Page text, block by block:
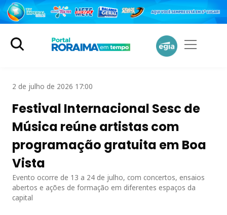
2 de julho de 2026 17:00
Festival Internacional Sesc de
Música reúne artistas com
programação gratuita em Boa
Vista
Evento ocorre de 13 a 24 de julho, com concertos, ensaios
abertos e ações de formação em diferentes espaços da
capital